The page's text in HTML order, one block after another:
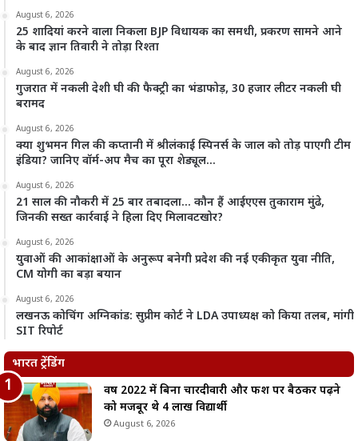
August 6, 2026
25 शादियां करने वाला निकला BJP विधायक का समधी, प्रकरण सामने आने
के बाद ज्ञान तिवारी ने तोड़ा रिश्ता
August 6, 2026
गुजरात में नकली देशी घी की फैक्ट्री का भंडाफोड़, 30 हजार लीटर नकली घी
बरामद
August 6, 2026
क्या शुभमन गिल की कप्तानी में श्रीलंकाई स्पिनर्स के जाल को तोड़ पाएगी टीम
इंडिया? जानिए वॉर्म-अप मैच का पूरा शेड्यूल…
August 6, 2026
21 साल की नौकरी में 25 बार तबादला… कौन हैं आईएएस तुकाराम मुंढे,
जिनकी सख्त कार्रवाई ने हिला दिए मिलावटखोर?
August 6, 2026
युवाओं की आकांक्षाओं के अनुरूप बनेगी प्रदेश की नई एकीकृत युवा नीति,
CM योगी का बड़ा बयान
August 6, 2026
लखनऊ कोचिंग अग्निकांड: सुप्रीम कोर्ट ने LDA उपाध्यक्ष को किया तलब, मांगी
SIT रिपोर्ट
भारत ट्रेंडिंग
वर्ष 2022 में बिना चारदीवारी और फर्श पर बैठकर पढ़ने
को मजबूर थे 4 लाख विद्यार्थी
August 6, 2026